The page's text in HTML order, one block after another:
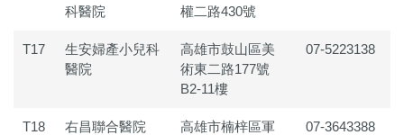
科醫院
權二路430號
T17
生安婦產小兒科
醫院
高雄市鼓山區美
術東二路177號
B2-11樓
07-5223138
T18 右昌聯合醫院
高雄市楠梓區軍
07-3643388